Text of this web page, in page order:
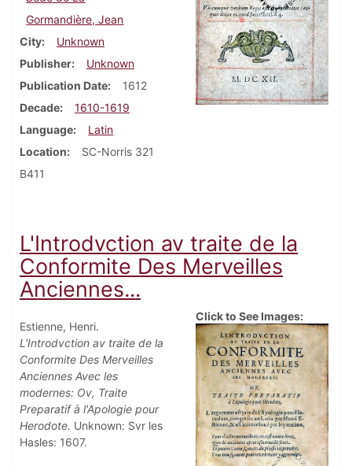
Gormandière, Jean
City
Unknown
Publisher
Unknown
Publication Date
1612
Decade
1610-1619
Language
Latin
Location
SC-Norris 321
B411
L'Introdvction av traite de la
Conformite Des Merveilles
Anciennes...
Estienne, Henri.
L'Introdvction av traite de la
Conformite Des Merveilles
Anciennes Avec les
modernes: Ov, Traite
Preparatif à l'Apologie pour
Herodote. Unknown: Svr les
Hasles: 1607.
Click to See Images: